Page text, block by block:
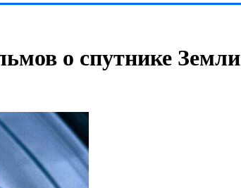
о спутнике Земли